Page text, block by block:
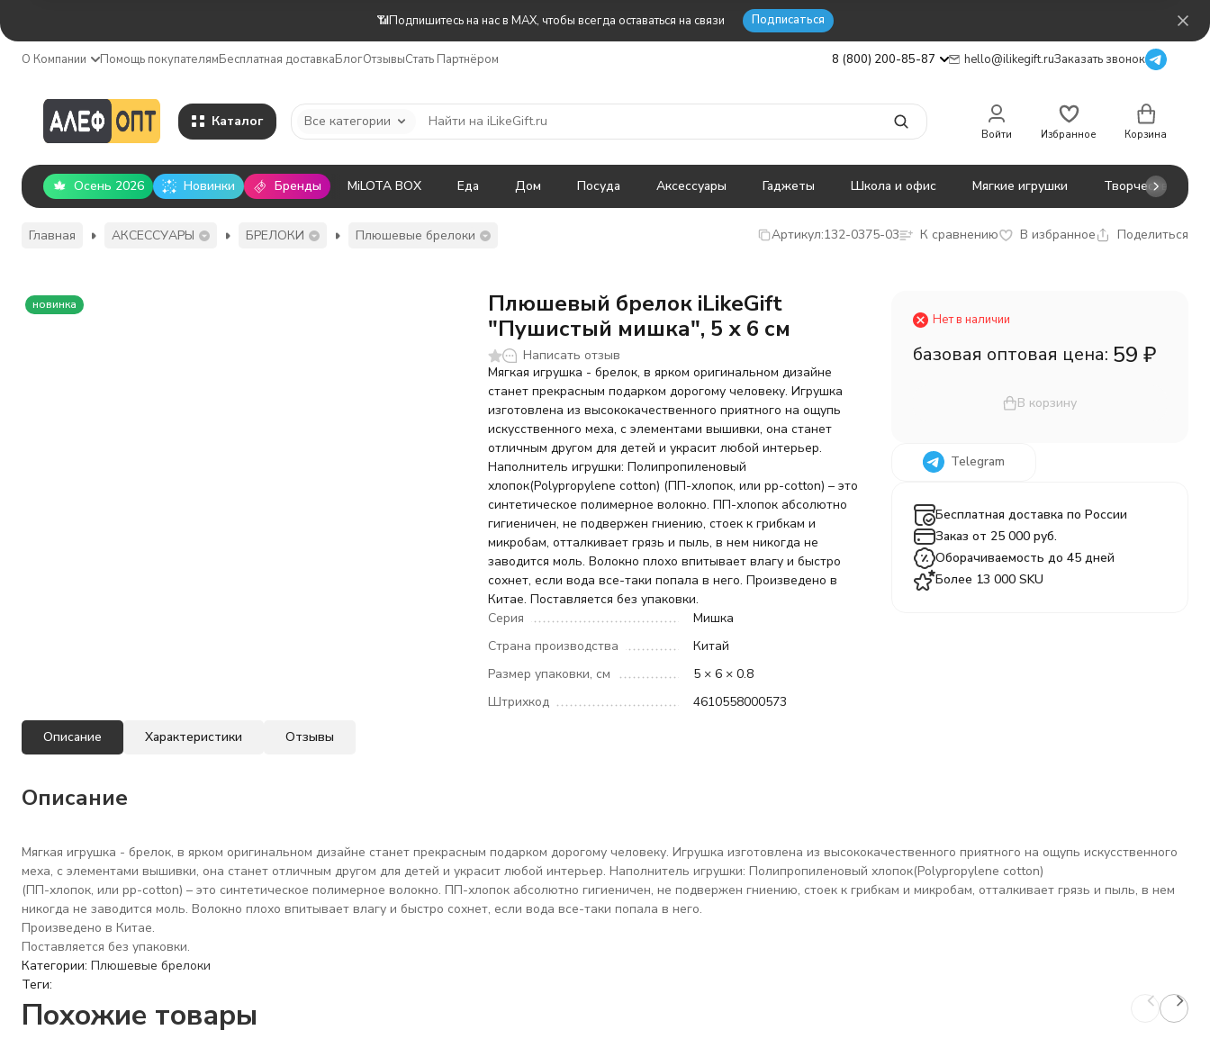
📶Подпишитесь на нас в MAX, чтобы всегда оставаться на связи Подписаться
О Компании Помощь покупателямБесплатная доставкаБлогОтзывыСтать Партнёром 8 (800) 200-85-87 hello@ilikegift.ruЗаказать звонок
Каталог Все категории
Войти Избранное Корзина
Осень 2026 Новинки Бренды MiLOTA BOX Еда Дом Посуда Аксессуары Гаджеты Школа и офис Мягкие игрушки Творчество
Главная АКСЕССУАРЫ БРЕЛОКИ Плюшевые брелоки Артикул:132-0375-03 К сравнению В избранное Поделиться
новинка
Плюшевый брелок iLikeGift
"Пушистый мишка", 5 х 6 см
Написать отзыв
Мягкая игрушка - брелок, в ярком оригинальном дизайне
станет прекрасным подарком дорогому человеку. Игрушка
изготовлена из высококачественного приятного на ощупь
искусственного меха, с элементами вышивки, она станет
отличным другом для детей и украсит любой интерьер.
Наполнитель игрушки: Полипропиленовый
хлопок(Polypropylene cotton) (ПП-хлопок, или pp-cotton) – это
синтетическое полимерное волокно. ПП-хлопок абсолютно
гигиеничен, не подвержен гниению, стоек к грибкам и
микробам, отталкивает грязь и пыль, в нем никогда не
заводится моль. Волокно плохо впитывает влагу и быстро
сохнет, если вода все-таки попала в него. Произведено в
Китае. Поставляется без упаковки.
Серия
Мишка
Страна производства
Китай
Размер упаковки, см
5 × 6 × 0.8
Штрихкод
4610558000573
Нет в наличии
базовая оптовая цена: 59 ₽
В корзину
Telegram
Бесплатная доставка по России
Заказ от 25 000 руб.
Оборачиваемость до 45 дней
Более 13 000 SKU
Описание Характеристики Отзывы
Описание
Мягкая игрушка - брелок, в ярком оригинальном дизайне станет прекрасным подарком дорогому человеку. Игрушка изготовлена из высококачественного приятного на ощупь искусственного
меха, с элементами вышивки, она станет отличным другом для детей и украсит любой интерьер. Наполнитель игрушки: Полипропиленовый хлопок(Polypropylene cotton)
(ПП-хлопок, или pp-cotton) – это синтетическое полимерное волокно. ПП-хлопок абсолютно гигиеничен, не подвержен гниению, стоек к грибкам и микробам, отталкивает грязь и пыль, в нем
никогда не заводится моль. Волокно плохо впитывает влагу и быстро сохнет, если вода все-таки попала в него.
Произведено в Китае.
Поставляется без упаковки.
Категории: Плюшевые брелоки
Теги:
Похожие товары